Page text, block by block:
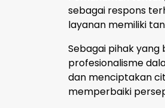
sebagai respons
layanan memiliki
Sebagai pihak
profesionalisme
dan menciptakan
memperbaiki